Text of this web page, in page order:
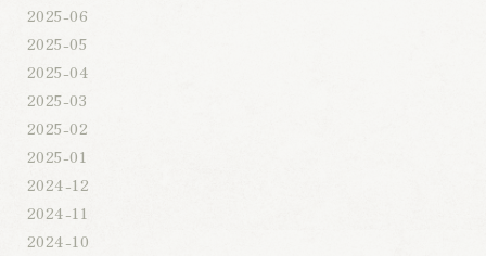
2025-06
2025-05
2025-04
2025-03
2025-02
2025-01
2024-12
2024-11
2024-10